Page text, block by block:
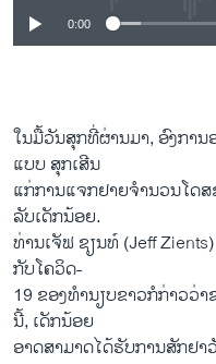
0:00
ໃນມື້ວັນສຸກທີ່ຜ່ານມາ, ອົງກາ
ແບບ ສຸກເສີນ
ແກ່ການແຈກຢາຍຈຳນວນໂດ
ລັບເດັກນ້ອຍ.
ທ່ານເຈັຟ ຊຽນທ໌ (Jeff
ກັບໂຄວິດ-
19 ຂອງທຳນຽບຂາວກໍກ່າວວ່
ນີ້, ເດັກນ້ອຍ
ອາດສາມາດໄດ້ຮັບການສັກຢ